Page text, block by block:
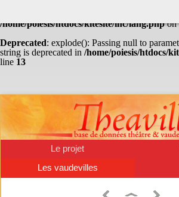
/home/poiesis/htdocs/kitesite/inc/lang.phpon
Deprecated: explode(): Passing null to
string is deprecated in /home/poiesis/htdocs/
line 13
Le projet
Les vaudevilles